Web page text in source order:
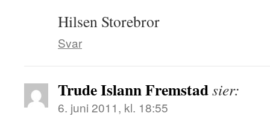
Hilsen Storebror
Svar
Trude Islann Fremstadsier:
6. juni 2011, kl. 18:55